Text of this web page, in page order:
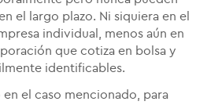
el largo plazo. Ni siquiera en el
individual, menos aún en
que cotiza en bolsa y
identificables.
el caso mencionado, para